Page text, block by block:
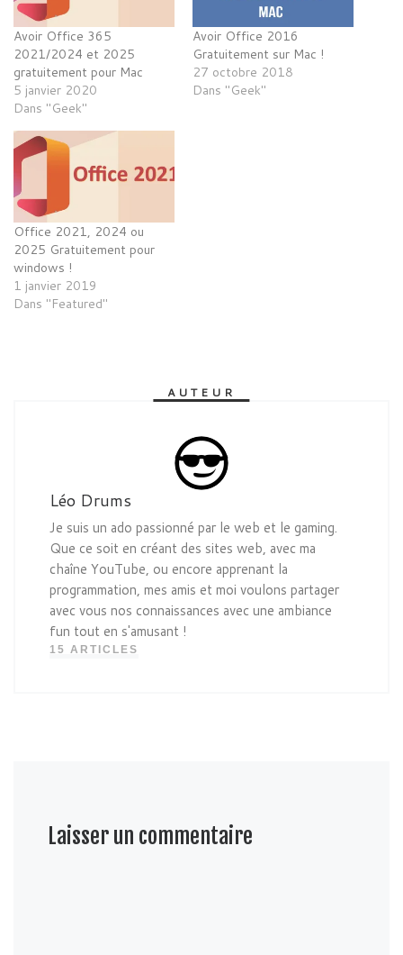
Avoir Office 365
2021/2024 et 2025
gratuitement pour Mac
5 janvier 2020
Dans "Geek"
Avoir Office 2016
Gratuitement sur Mac !
27 octobre 2018
Dans "Geek"
Office 2021, 2024 ou
2025 Gratuitement pour
windows !
1 janvier 2019
Dans "Featured"
AUTEUR
Léo Drums
Je suis un ado passionné par le web et le gaming.
Que ce soit en créant des sites web, avec ma
chaîne YouTube, ou encore apprenant la
programmation, mes amis et moi voulons partager
avec vous nos connaissances avec une ambiance
fun tout en s'amusant !
15 ARTICLES
Laisser un commentaire